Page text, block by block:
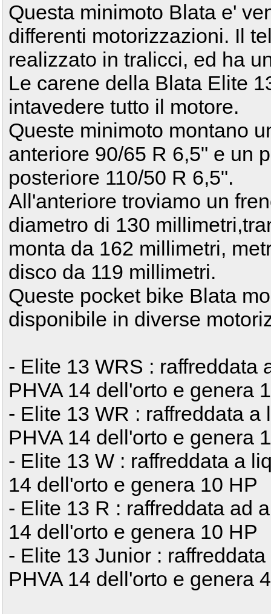
Questa minimoto Blata e'
differenti motorizzazioni. Il
realizzato in tralicci, ed ha
Le carene della Blata Elite
intavedere tutto il motore.
Queste minimoto montano
anteriore 90/65 R 6,5" e un
posteriore 110/50 R 6,5".
All'anteriore troviamo un
diametro di 130
monta da 162 millimetri,
disco da 119 millimetri.
Queste pocket bike Blata
disponibile in diverse
- Elite 13 WRS : raffreddata
PHVA 14 dell'orto e genera
- Elite 13 WR : raffreddata
PHVA 14 dell'orto e genera
- Elite 13 W : raffreddata a
14 dell'orto e genera 10 HP
- Elite 13 R : raffreddata ad
14 dell'orto e genera 10 HP
- Elite 13 Junior :
PHVA 14 dell'orto e genera